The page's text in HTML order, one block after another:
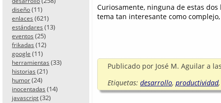
diseño (11)
enlaces (621)
estándares (13)
eventos (25)
frikadas (12)
google (11)
herramientas (33)
historias (21)
humor (24)
inocentadas (14)
javascript (32)
Curiosamente, ninguna de estas
tema tan interesante como complejo,
Publicado por José M. Aguilar a
Etiquetas: desarrollo, productividad